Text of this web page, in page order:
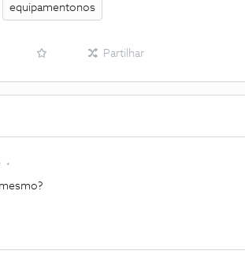
equipamentonos
Partilhar